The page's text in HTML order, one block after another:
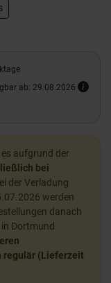
ab: 29.08.2026
aufgrund der
bei
der Verladung
werden
danach
Dortmund
regulär (Lieferzeit